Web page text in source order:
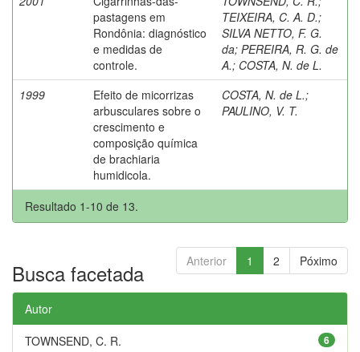
pastagens em
Rondônia: diagnóstico
e medidas de
controle.
TEIXEIRA, C. A. D.;
SILVA NETTO, F. G.
da; PEREIRA, R. G. de
A.; COSTA, N. de L.
1999
Efeito de micorrizas
arbusculares sobre o
crescimento e
composição química
de brachiaria
humidicola.
COSTA, N. de L.;
PAULINO, V. T.
Resultado 1-10 de 13.
Anterior 1 2 Póximo
Busca facetada
Autor
6
TOWNSEND, C. R.